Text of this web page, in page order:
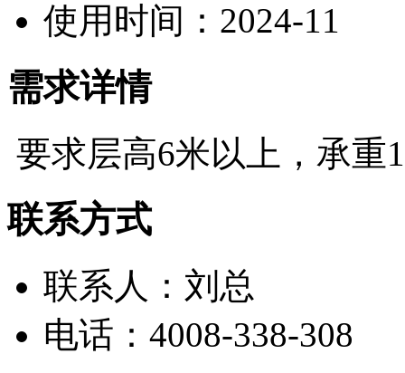
使用时间： 2024-11
需求详情
要求层高6米以上，承重
联系方式
联系人： 刘总
电话： 4008-338-308